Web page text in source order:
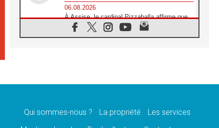
06.08.2026
À Assise, le cardinal Pizzaballa affirme que
«les chrétiens veulent la paix»
06.08.2026
message de paix et de dignité humaine»
Qui sommes-nous ? La propriété
Les services